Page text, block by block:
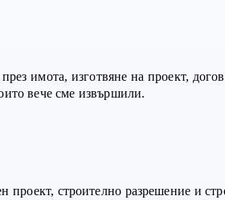
имота, изготвяне на проект,
вече сме извършили.
строително разрешение и